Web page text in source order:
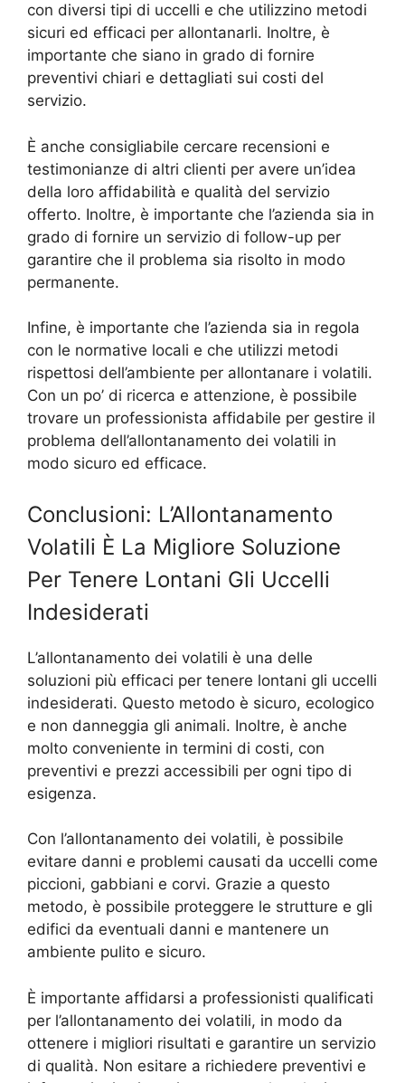
con diversi tipi di uccelli e che utilizzino metodi
sicuri ed efficaci per allontanarli. Inoltre, è
importante che siano in grado di fornire
preventivi chiari e dettagliati sui costi del
servizio.
È anche consigliabile cercare recensioni e
testimonianze di altri clienti per avere un’idea
della loro affidabilità e qualità del servizio
offerto. Inoltre, è importante che l’azienda sia in
grado di fornire un servizio di follow-up per
garantire che il problema sia risolto in modo
permanente.
Infine, è importante che l’azienda sia in regola
con le normative locali e che utilizzi metodi
rispettosi dell’ambiente per allontanare i volatili.
Con un po’ di ricerca e attenzione, è possibile
trovare un professionista affidabile per gestire il
problema dell’allontanamento dei volatili in
modo sicuro ed efficace.
Conclusioni: L’Allontanamento
Volatili È La Migliore Soluzione
Per Tenere Lontani Gli Uccelli
Indesiderati
L’allontanamento dei volatili è una delle
soluzioni più efficaci per tenere lontani gli uccelli
indesiderati. Questo metodo è sicuro, ecologico
e non danneggia gli animali. Inoltre, è anche
molto conveniente in termini di costi, con
preventivi e prezzi accessibili per ogni tipo di
esigenza.
Con l’allontanamento dei volatili, è possibile
evitare danni e problemi causati da uccelli come
piccioni, gabbiani e corvi. Grazie a questo
metodo, è possibile proteggere le strutture e gli
edifici da eventuali danni e mantenere un
ambiente pulito e sicuro.
È importante affidarsi a professionisti qualificati
per l’allontanamento dei volatili, in modo da
ottenere i migliori risultati e garantire un servizio
di qualità. Non esitare a richiedere preventivi e